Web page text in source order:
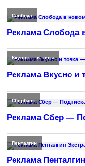
Слобода
Реклама Слобода
Вкусно — и точка
Реклама Вкусно и
Сбербанк
Реклама Сбер —
Пенталгин
Реклама